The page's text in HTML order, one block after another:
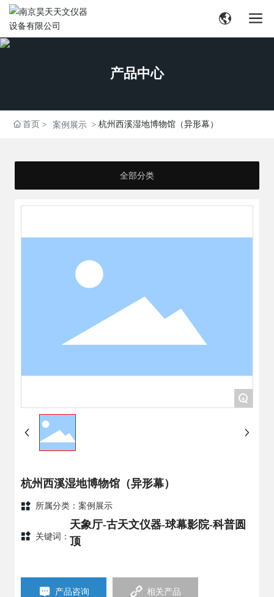
产品中心
首页 案例展示 杭州西溪湿地博物馆（异形幕）
全部分类
+
杭州西溪湿地博物馆（异形幕）
所属分类：案例展示
关键词：
天象厅-古天文仪器-球幕影院-科普圆
顶
产品咨询 相关产品